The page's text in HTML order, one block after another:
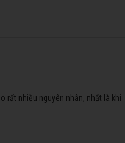
rất nhiều nguyên nhân, nhất là khi